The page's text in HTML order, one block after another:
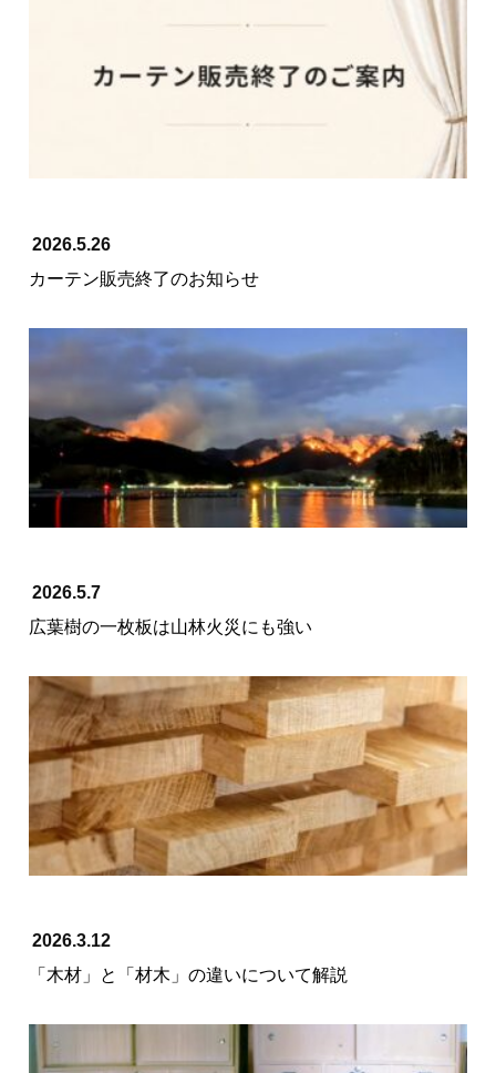
2026.5.26
カーテン販売終了のお知らせ
2026.5.7
広葉樹の一枚板は山林火災にも強い
2026.3.12
「木材」と「材木」の違いについて解説